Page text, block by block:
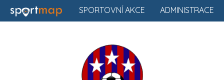
ADMINISTRACE
SPORTOVNÍ AKCE